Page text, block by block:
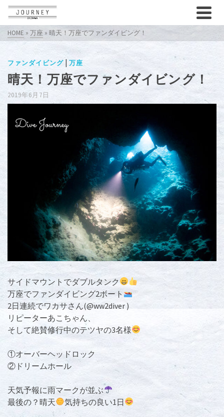
HOME » 万座 » 晴天！万座でファンダイビング！
ファンダイビング | 万座
晴天！万座でファンダイビング！
2019年6月7日
サイドマウントでダブルタンク
万座でファンダイビング2ボート
2日連続でワカサさん(@ww2diver )
リピーターあこちゃん、
そして絶賛修行中のテツヤの3名様
①オーバーヘッドロック
②ドリームホール
天気予報に雨マークが並ぶ
最後の？晴天
気持ちの良い1日